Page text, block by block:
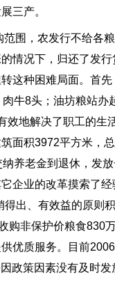
三产。
，农发行不给各粮
情况下，归还了发
这种困难局面。首
牛8头；油坊粮站
地解决了职工的
面积3972平方米，
养老金到退休，发
企业的改革摸索了
出、有效益的原则
购非保护价粮食830
优质服务。目前
政策因素没有及时